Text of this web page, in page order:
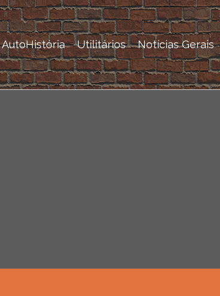
AutoHistória Utilitários Notícias Gerais